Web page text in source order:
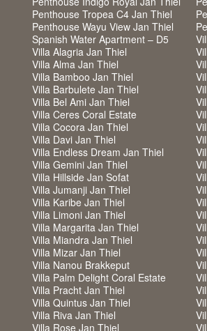
Penthouse Tropea C4 Jan Thiel
Penthouse Wayu View Jan Thiel
Spanish Water Apartment – D5
Villa Alagria Jan Thiel
Villa Alma Jan Thiel
Villa Bamboo Jan Thiel
Villa Barbulete Jan Thiel
Villa Bel Ami Jan Thiel
Villa Ceres Coral Estate
Villa Cocora Jan Thiel
Villa Davi Jan Thiel
Villa Endless Dream Jan Thiel
Villa Gemini Jan Thiel
Villa Hillside Jan Sofat
Villa Jumanji Jan Thiel
Villa Karibe Jan Thiel
Villa Limoni Jan Thiel
Villa Margarita Jan Thiel
Villa Miandra Jan Thiel
Villa Mizar Jan Thiel
Villa Nanou Brakkeput
Villa Palm Delight Coral Estate
Villa Pracht Jan Thiel
Villa Quintus Jan Thiel
Villa Riva Jan Thiel
Villa Rose Jan Thiel